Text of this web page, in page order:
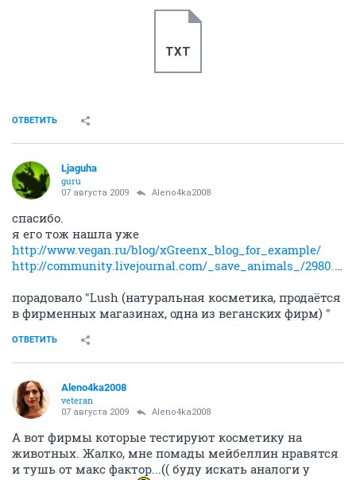
brukar0
продукцию в Россию. они в каждом супермаркете.
выбора кроме как них -нет.
протест и негодование.
помню на чем...
Свободу и Калину покупать?
Список фирм, которые не издеваются над живностью
и есть на росс.рынке, в студию!
раз уж завели такую тему...
ну или в личку, чтоб черным пиаром не сочли.
ОТВЕТИТЬ
Aleno4ka2008
07 августа 2009
тестирую на животных косметику.
TXT